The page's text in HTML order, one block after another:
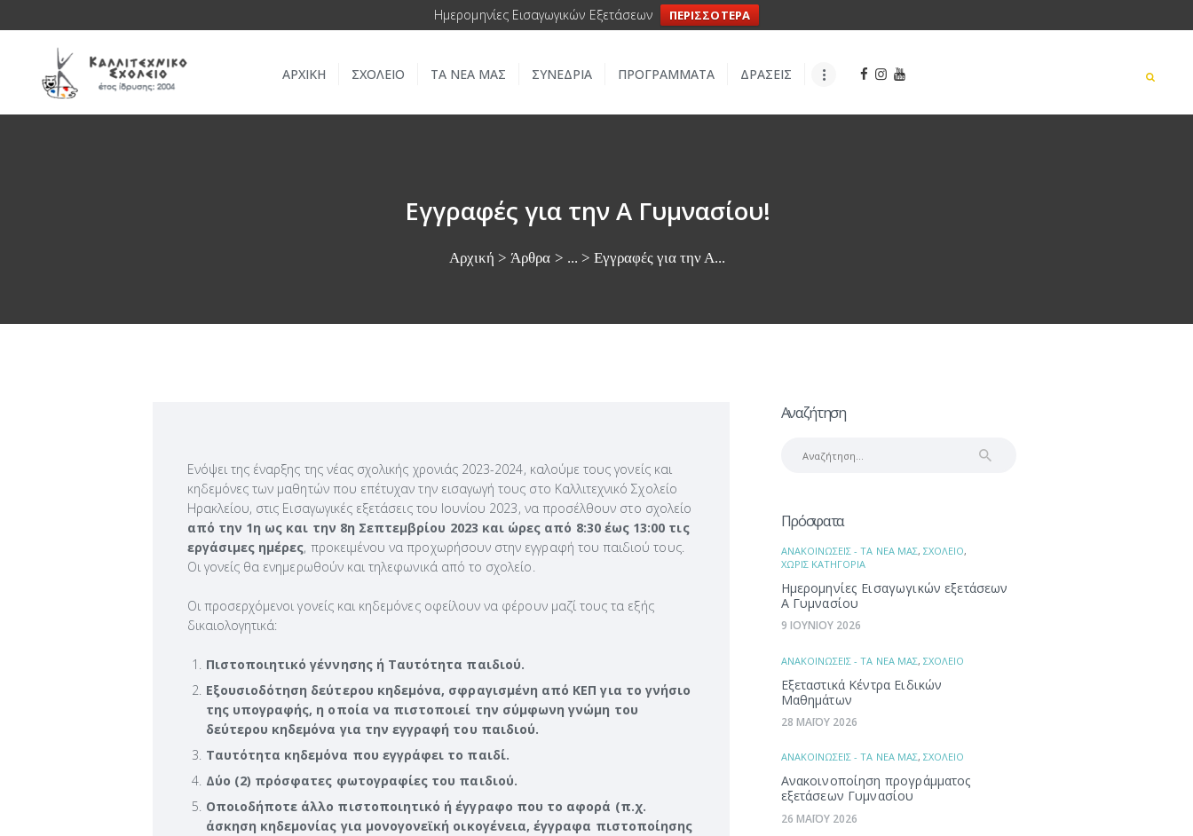
Ημερομηνίες Εισαγωγικών Εξετάσεων ΠΕΡΙΣΣΟΤΕΡΑ
ΑΡΧΙΚΗ ΣΧΟΛΕΙΟ ΤΑ ΝΕΑ ΜΑΣ ΣΥΝΕΔΡΙΑ ΠΡΟΓΡΑΜΜΑΤΑ ΔΡΑΣΕΙΣ
Εγγραφές για την Α Γυμνασίου!
Αρχική Άρθρα ... Εγγραφές για την Α...
ΑΡΧΙΚΗ
ΣΧΟΛΕΙΟ
ΤΑ ΝΕΑ ΜΑΣ
ΠΡΟΓΡΑΜΜΑΤΑ
ΔΡΑΣΕΙΣ
ΕΠΙΚΟΙΝΩΝΙΑ
Ενόψει της έναρξης της νέας σχολικής χρονιάς 2023-2024, καλούμε τους γονείς και
κηδεμόνες των μαθητών που επέτυχαν την εισαγωγή τους στο Καλλιτεχνικό Σχολείο
Ηρακλείου, στις Εισαγωγικές εξετάσεις του Ιουνίου 2023, να προσέλθουν στο σχολείο
από την 1η ως και την 8η Σεπτεμβρίου 2023 και ώρες από 8:30 έως 13:00 τις
εργάσιμες ημέρες, προκειμένου να προχωρήσουν στην εγγραφή του παιδιού τους.
Οι γονείς θα ενημερωθούν και τηλεφωνικά από το σχολείο.
Οι προσερχόμενοι γονείς και κηδεμόνες οφείλουν να φέρουν μαζί τους τα εξής
δικαιολογητικά:
Πιστοποιητικό γέννησης ή Ταυτότητα παιδιού.
Εξουσιοδότηση δεύτερου κηδεμόνα, σφραγισμένη από ΚΕΠ για το γνήσιο
της υπογραφής, η οποία να πιστοποιεί την σύμφωνη γνώμη του
δεύτερου κηδεμόνα για την εγγραφή του παιδιού.
Ταυτότητα κηδεμόνα που εγγράφει το παιδί.
Δύο (2) πρόσφατες φωτογραφίες του παιδιού.
Οποιοδήποτε άλλο πιστοποιητικό ή έγγραφο που το αφορά (π.χ.
άσκηση κηδεμονίας για μονογονεϊκή οικογένεια, έγγραφα πιστοποίησης
Αναζήτηση
Πρόσφατα
ΑΝΑΚΟΙΝΩΣΕΙΣ - ΤΑ ΝΕΑ ΜΑΣ,ΣΧΟΛΕΙΟ,
ΧΩΡΙΣ ΚΑΤΗΓΟΡΙΑ
Ημερομηνίες Εισαγωγικών εξετάσεων
Α Γυμνασίου
9 ΙΟΥΝΙΟΥ 2026
ΑΝΑΚΟΙΝΩΣΕΙΣ - ΤΑ ΝΕΑ ΜΑΣ,ΣΧΟΛΕΙΟ
Εξεταστικά Κέντρα Ειδικών
Μαθημάτων
28 ΜΑΪΟΥ 2026
ΑΝΑΚΟΙΝΩΣΕΙΣ - ΤΑ ΝΕΑ ΜΑΣ,ΣΧΟΛΕΙΟ
Ανακοινοποίηση προγράμματος
εξετάσεων Γυμνασίου
26 ΜΑΪΟΥ 2026